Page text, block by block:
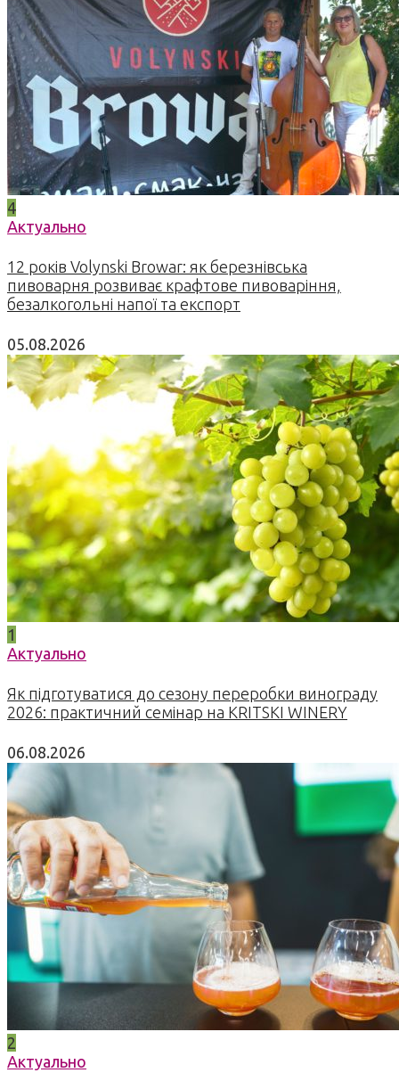
4
Актуально
12 років Volynski Browar: як березнівська
пивоварня розвиває крафтове пивоваріння,
безалкогольні напої та експорт
05.08.2026
1
Актуально
Як підготуватися до сезону переробки винограду
2026: практичний семінар на KRITSKI WINERY
06.08.2026
2
Актуально